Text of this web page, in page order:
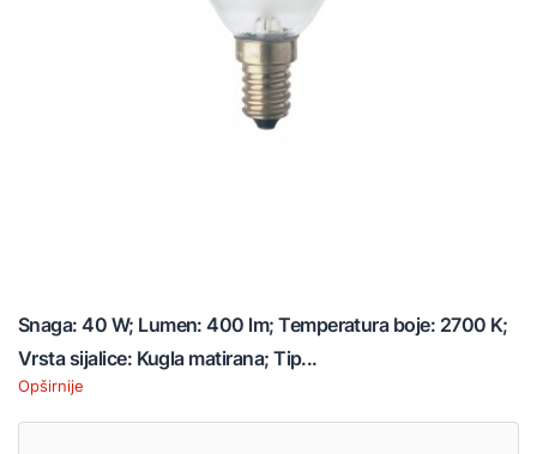
Snaga: 40 W; Lumen: 400 lm; Temperatura boje: 2700 K;
Vrsta sijalice: Kugla matirana; Tip...
Opširnije